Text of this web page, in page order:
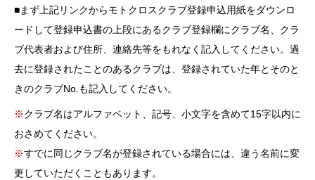
■まず上記リンクからモトクロスクラブ登録申込用紙をダウンロ
ードして登録申込書の上段にあるクラブ登録欄にクラブ名、クラ
ブ代表者および住所、連絡先等をもれなく記入してください。過
去に登録されたことのあるクラブは、登録されていた年とそのと
きのクラブNo.も記入してください。
※クラブ名はアルファベット、記号、小文字を含めて15字以内に
おさめてください。
※すでに同じクラブ名が登録されている場合には、違う名前に変
更していただくこともあります。